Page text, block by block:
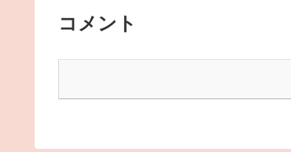
コメント